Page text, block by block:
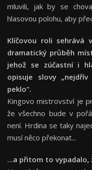
mluvili, jak by se
hlasovou polohu, aby
Klíčovou roli sehrává
dramatický průběh
jehož se zúčastní i
opisuje slovy
peklo“.
Kingovo mistrovství je
že všechno bude v
není. Hrdina se taky
musí něco překonat...
…a přitom to vypadalo,